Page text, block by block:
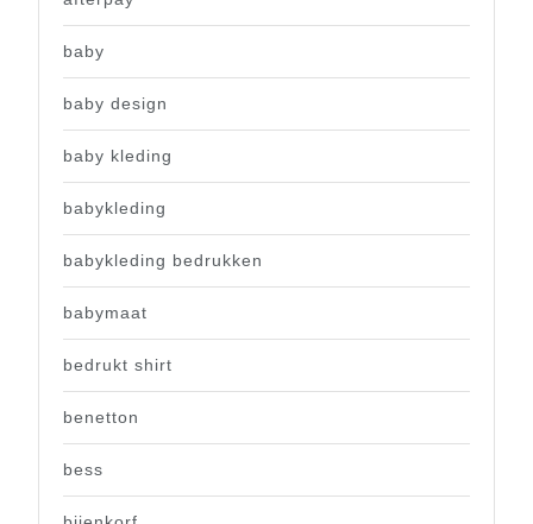
baby
baby design
baby kleding
babykleding
babykleding bedrukken
babymaat
bedrukt shirt
benetton
bess